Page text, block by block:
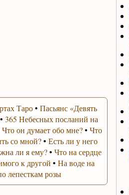
Таро• Пасьянс «Девять
• 365 Небесных посланий на
Что он думает обо мне?• Что
со мной?• Есть ли у него
ли я ему?• Что на сердце
к другой • На воде на
лепесткам розы